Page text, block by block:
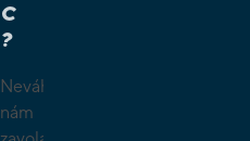
C
?
Neváhejte
nám